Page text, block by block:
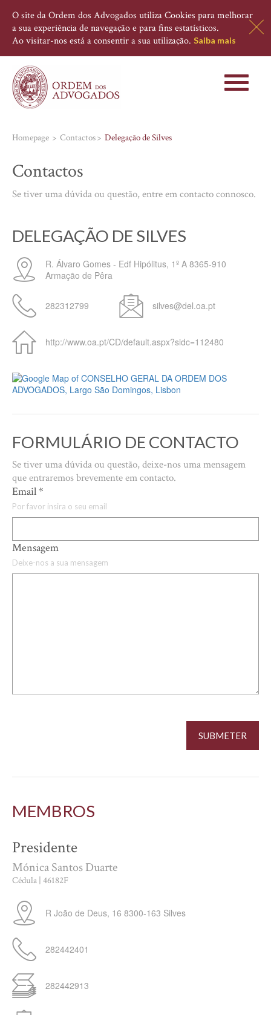
O site da Ordem dos Advogados utiliza Cookies para melhorar
a sua experiência de navegação e para fins estatísticos.
Ao visitar-nos está a consentir a sua utilização. Saiba mais
Toggle
Homepage Contactos Delegação de Silves
Contactos
Se tiver uma dúvida ou questão, entre em contacto connosco.
DELEGAÇÃO DE SILVES
R. Álvaro Gomes - Edf Hipólitus, 1º A 8365-910
Armação de Pêra
282312799 silves@del.oa.pt
http://www.oa.pt/CD/default.aspx?sidc=112480
FORMULÁRIO DE CONTACTO
Se tiver uma dúvida ou questão, deixe-nos uma mensagem
que entraremos brevemente em contacto.
Email*
Por favor insira o seu email
Mensagem
Deixe-nos a sua mensagem
MEMBROS
Presidente
Mónica Santos Duarte
Cédula | 46182F
R João de Deus, 16 8300-163 Silves
282442401
282442913